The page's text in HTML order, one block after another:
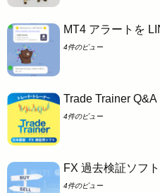
MT4 アラートを
4件のビュー
Trade Trainer Q&A
4件のビュー
FX 過去検証ソフ
4件のビュー